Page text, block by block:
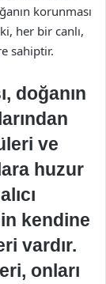
korunması
her bir canlı,
sahiptir.
doğanın
ve
huzur
kendine
vardır.
onları